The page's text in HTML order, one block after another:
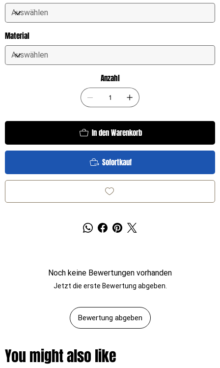
Material
Anzahl
In den Warenkorb
Sofortkauf
Noch keine Bewertungen vorhanden
Jetzt die erste Bewertung abgeben.
Bewertung abgeben
You might also like